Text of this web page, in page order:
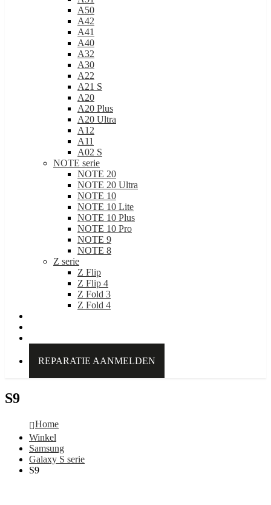
A50
A42
A41
A40
A32
A30
A22
A21 S
A20
A20 Plus
A20 Ultra
A12
A11
A02 S
NOTE serie
NOTE 20
NOTE 20 Ultra
NOTE 10
NOTE 10 Lite
NOTE 10 Plus
NOTE 10 Pro
NOTE 9
NOTE 8
Z serie
Z Flip
Z Flip 4
Z Fold 3
Z Fold 4
REPARATIE AANMELDEN
S9
Home
Winkel
Samsung
Galaxy S serie
S9